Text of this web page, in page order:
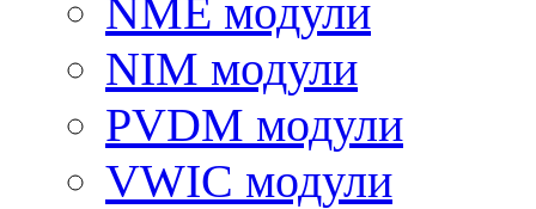
NME модули
NIM модули
PVDM модули
VWIC модули